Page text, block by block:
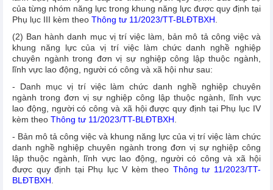
của từng nhóm năng lực trong khung năng lực được quy định tại
Phụ lục III kèm theo Thông tư 11/2023/TT-BLĐTBXH
(2) Ban hành danh mục vị trí việc làm, bản mô tả công việc và
khung năng lực của vị trí việc làm chức danh nghề nghiệp
chuyên ngành trong đơn vị sự nghiệp công lập thuộc ngành,
lĩnh vực lao động, người có công và xã hội như sau:
- Danh mục vị trí việc làm chức danh nghề nghiệp chuyên
ngành trong đơn vị sự nghiệp công lập thuộc ngành, lĩnh vực
lao động, người có công và xã hội được quy định tại Phụ lục IV
kèm theo Thông tư 11/2023/TT-BLĐTBXH
- Bản mô tả công việc và khung năng lực của vị trí việc làm chức
danh nghề nghiệp chuyên ngành trong đơn vị sự nghiệp công
lập thuộc ngành, lĩnh vực lao động, người có công và xã hội
được quy định tại Phụ lục V kèm theo Thông tư 11/2023/TT-
BLĐTBXH